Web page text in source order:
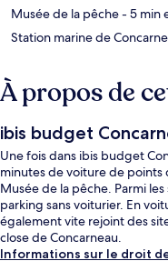
Musée de la pêche- 5 min
Station marine de
À propos de
ibis budget
Une fois dans ibis budget
minutes de voiture de
Musée de la pêche. Parmi
parking sans voiturier. En
également vite rejoint des
close de Concarneau.
Informations sur le droit